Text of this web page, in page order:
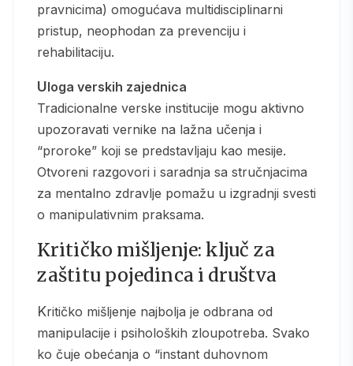
pravnicima) omogućava multidisciplinarni
pristup, neophodan za prevenciju i
rehabilitaciju.
Uloga verskih zajednica
Tradicionalne verske institucije mogu aktivno
upozoravati vernike na lažna učenja i
“proroke” koji se predstavljaju kao mesije.
Otvoreni razgovori i saradnja sa stručnjacima
za mentalno zdravlje pomažu u izgradnji svesti
o manipulativnim praksama.
Kritičko mišljenje: ključ za
zaštitu pojedinca i društva
Kritičko mišljenje najbolja je odbrana od
manipulacije i psiholoških zloupotreba. Svako
ko čuje obećanja o “instant duhovnom